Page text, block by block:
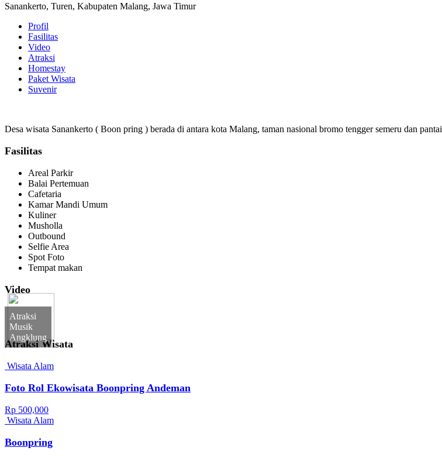
Sanankerto, Turen, Kabupaten Malang, Jawa Timur
Profil
Fasilitas
Video
Atraksi
Homestay
Paket Wisata
Suvenir
Desa wisata Sanankerto ( Boon pring ) berada di antara kota Malang, taman nasional bromo tengger semeru dan
Fasilitas
Areal Parkir
Balai Pertemuan
Cafetaria
Kamar Mandi Umum
Kuliner
Musholla
Outbound
Selfie Area
Spot Foto
Tempat makan
Video
Atraksi
Musik
Angklung
Atraksi Wisata
Wisata Alam
Foto Rol Ekowisata Boonpring Andeman
Rp 500,000
Wisata Alam
Boonpring